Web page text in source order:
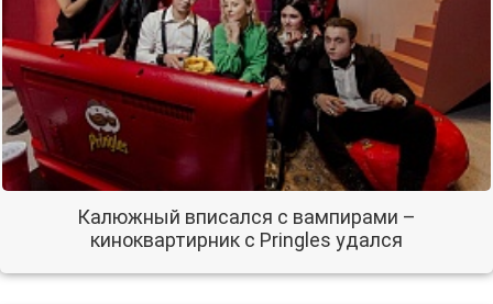
Калюжный вписался с вампирами –
киноквартирник с Pringles удался